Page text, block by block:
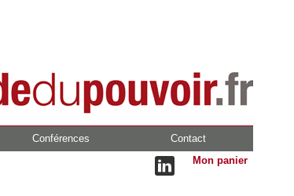
Conférences Contact
Mon panier